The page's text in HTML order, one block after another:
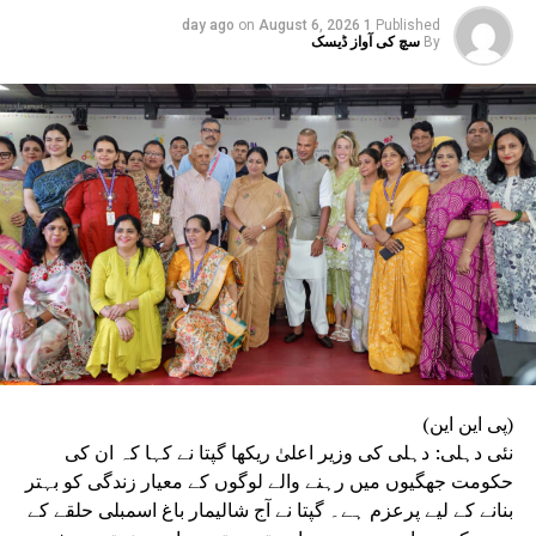
CM REKHA GUPTA
CMO
DELHI
DELHI ASSEMBLY
DELHI CM
DELHI GOVERNMENT
UP
کے فضائی دفاعی نظام نے پاک کے حملوں کو ناکام
دیا
DON'T MISS
دہلی -NCR: موسم کا امتزاج گرمی سے راحت
Published
1 day ago
on August 6, 2026
By سچ کی آواز ڈیسک
(پی این این)
نئی دہلی: دہلی کی وزیر اعلیٰ ریکھا گپتا نے کہا کہ ان کی
حکومت جھگیوں میں رہنے والے لوگوں کے معیار زندگی کو بہتر
بنانے کے لیے پرعزم ہے۔ گپتا نے آج شالیمار باغ اسمبلی حلقے کے